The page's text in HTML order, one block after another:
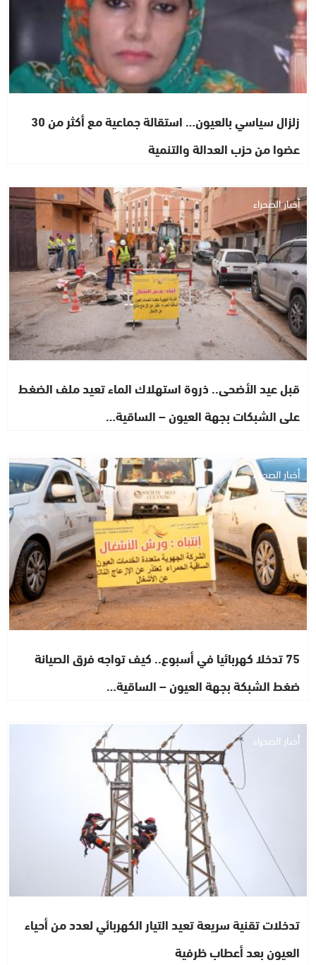
زلزال سياسي بالعيون… استقالة جماعية مع أكثر من 30
عضوا من حزب العدالة والتنمية
أخبار الصحراء
قبل عيد الأضحى.. ذروة استهلاك الماء تعيد ملف الضغط
على الشبكات بجهة العيون – الساقية…
أخبار الصحراء
75 تدخلا كهربائيا في أسبوع.. كيف تواجه فرق الصيانة
ضغط الشبكة بجهة العيون – الساقية…
أخبار الصحراء
تدخلات تقنية سريعة تعيد التيار الكهربائي لعدد من أحياء
العيون بعد أعطاب ظرفية